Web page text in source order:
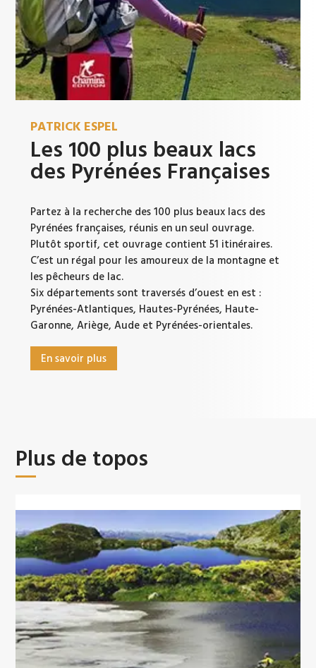
PATRICK ESPEL
Les 100 plus beaux lacs
des Pyrénées Françaises
Partez à la recherche des 100 plus beaux lacs des
Pyrénées françaises, réunis en un seul ouvrage.
Plutôt sportif, cet ouvrage contient 51 itinéraires.
C’est un régal pour les amoureux de la montagne et
les pêcheurs de lac.
Six départements sont traversés d’ouest en est :
Pyrénées-Atlantiques, Hautes-Pyrénées, Haute-
Garonne, Ariège, Aude et Pyrénées-orientales.
En savoir plus
Plus de topos